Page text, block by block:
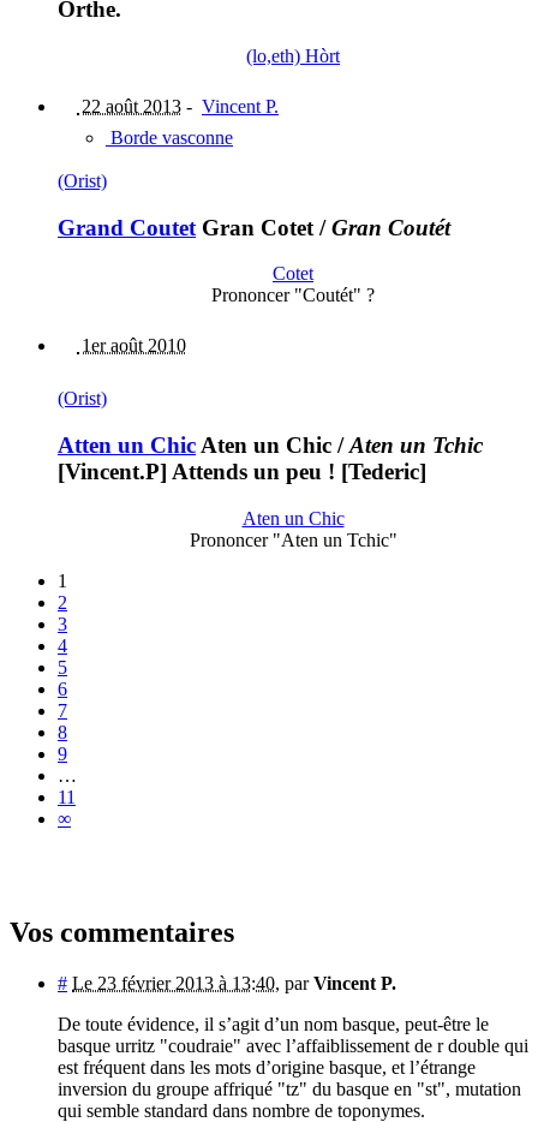
Orthe.
(lo,eth) Hòrt
22 août 2013 - Vincent P.
Borde vasconne
(Orist)
Grand Coutet Gran Cotet /Gran Coutét
Cotet
Prononcer "Coutét" ?
1er août 2010
(Orist)
Atten un Chic Aten un Chic /Aten un Tchic
[Vincent.P] Attends un peu ! [Tederic]
Aten un Chic
Prononcer "Aten un Tchic"
1
2
3
4
5
6
7
8
9
…
11
∞
Vos commentaires
# Le 23 février 2013 à 13:40, parVincent P.
De toute évidence, il s’agit d’un nom basque, peut-être le
basque urritz "coudraie" avec l’affaiblissement de r double qui
est fréquent dans les mots d’origine basque, et l’étrange
inversion du groupe affriqué "tz" du basque en "st", mutation
qui semble standard dans nombre de toponymes.